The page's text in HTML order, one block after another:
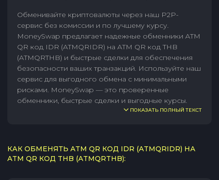
Обменивайте криптовалюты через наш P2P-
сервис без комиссии и по лучшему курсу.
MoneySwap предлагает надежные обменники ATM
QR код IDR (ATMQRIDR) на ATM QR код THB
(ATMQRTHB) и быстрые сделки для обеспечения
безопасности ваших транзакций. Используйте наш
сервис для выгодного обмена с минимальными
рисками. MoneySwap — это проверенные
обменники, быстрые сделки и выгодные курсы.
ПОКАЗАТЬ ПОЛНЫЙ ТЕКСТ
КАК ОБМЕНЯТЬ ATM QR КОД IDR (ATMQRIDR) НА
ATM QR КОД THB (ATMQRTHB):